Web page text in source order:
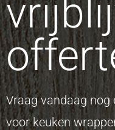
Vraag vandaag
voor keuken